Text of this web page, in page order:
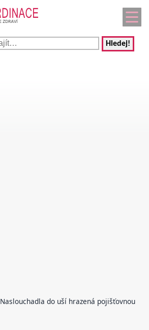
Hledej!
Naslouchadla do uší hrazená pojišťovnou